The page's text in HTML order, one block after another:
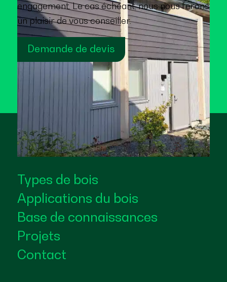
engagement. Le cas échéant, nous nous ferons
un plaisir de vous conseiller.
Demande de devis
Types de bois
Applications du bois
Base de connaissances
Projets
Contact